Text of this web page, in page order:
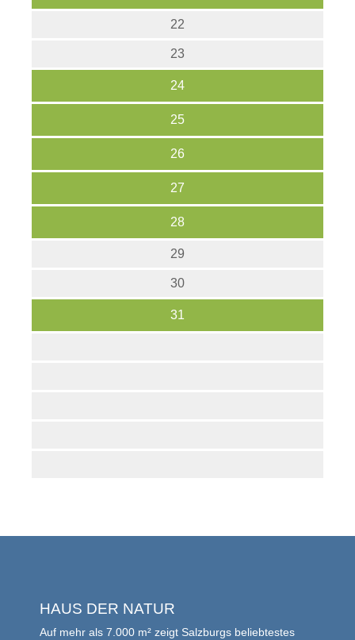
22
23
24
25
26
27
28
29
30
31
HAUS DER NATUR
Auf mehr als 7.000 m² zeigt Salzburgs beliebtestes